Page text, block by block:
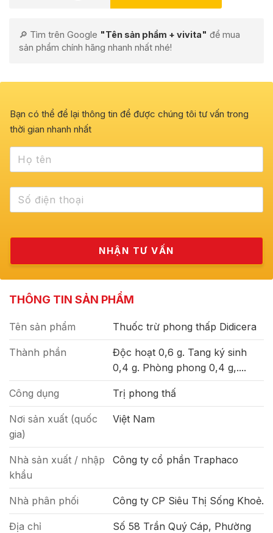
🔎 Tìm trên Google "Tên sản phẩm + vivita" để mua
sản phẩm chính hãng nhanh nhất nhé!
Bạn có thể để lại thông tin để được chúng tôi tư vấn trong
thời gian nhanh nhất
THÔNG TIN SẢN PHẨM
Tên sản phẩm Thuốc trừ phong thấp Didicera
Thành phần
Độc hoạt 0,6 g. Tang ký sinh
0,4 g. Phòng phong 0,4 g,....
Công dụng Trị phong thấ
Nơi sản xuất (quốc
gia)
Việt Nam
Nhà sản xuất / nhập
khẩu
Công ty cổ phần Traphaco
Nhà phân phối Công ty CP Siêu Thị Sống Khoẻ.
Địa chỉ
Số 58 Trần Quý Cáp, Phường